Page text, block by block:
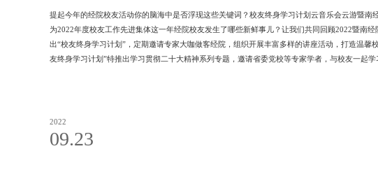
提起今年的经院校友活动你的脑海中是否浮现这些关键词？校友终身学习计划云音乐会云游暨
为2022年度校友工作先进集体这一年经院校友发生了哪些新鲜事儿？让我们共同回顾2022暨南
出“校友终身学习计划”，定期邀请专家大咖做客经院，组织开展丰富多样的讲座活动，打造温
友终身学习计划”特推出学习贯彻二十大精神系列专题，邀请省委党校等专家学者，与校友一起
2022
09.23